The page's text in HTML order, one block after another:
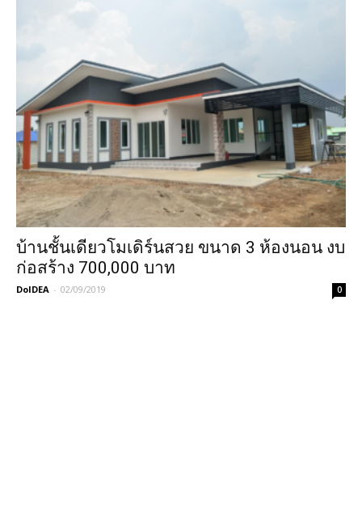
บ้านชั้นเดียวโมเดิร์นสวย ขนาด 3 ห้องนอน งบ
ก่อสร้าง 700,000 บาท
DoIDEA - 02/09/2019 0